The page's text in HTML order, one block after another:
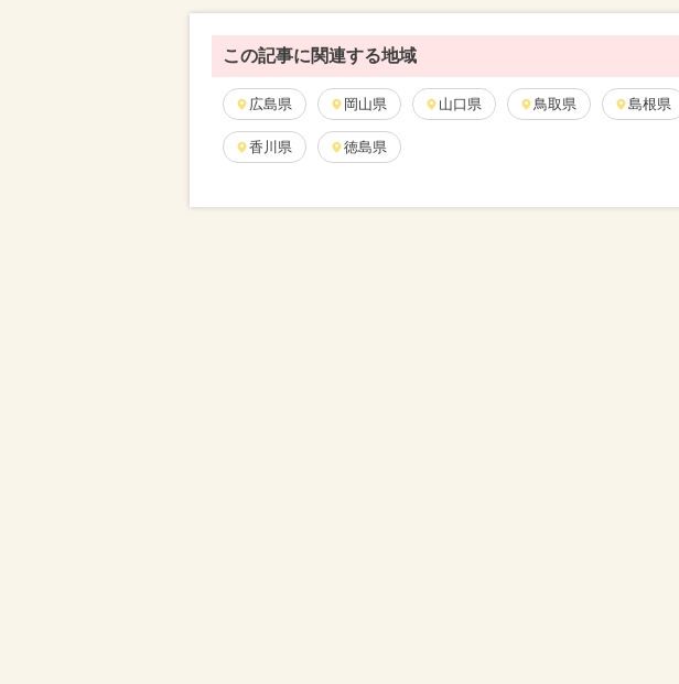
この記事に関連する地域
広島県 岡山県 山口県 鳥取県 島根県
香川県 徳島県